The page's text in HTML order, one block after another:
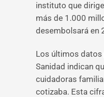
instituto que
más de 1.000
desembolsará en
Los últimos
Sanidad indican
cuidadoras
cotizaba. Esta